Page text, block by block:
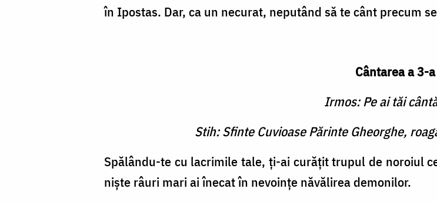
în Ipostas. Dar, ca un necurat, neputând să te cânt precum
Cântarea a 3-a
Irmos: Pe ai tăi
Stih: Sfinte Cuvioase Părinte Gheorghe,
Spălându-te cu lacrimile tale, ţi-ai curăţit trupul de noroiul
nişte râuri mari ai înecat în nevoinţe năvălirea demonilor.